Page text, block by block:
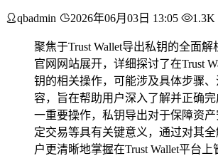
qbadmin 2026年06月03日 13:05 1.3K
聚焦于Trust Wallet导出私钥的全面解
官网网站展开，详细探讨了在Trust
钥的相关操作，可能涉及具体步骤
容，旨在帮助用户深入了解并正确
一重要操作，私钥导出对于保障资
定交易等具有关键意义，通过对其全
户更清晰地掌握在Trust Wallet平台